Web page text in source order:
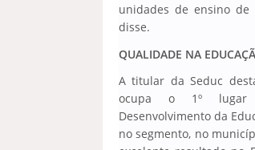
unidades de ensino de
disse.
QUALIDADE NA
A titular da Seduc
ocupa o 1º
Desenvolvimento da
no segmento, no